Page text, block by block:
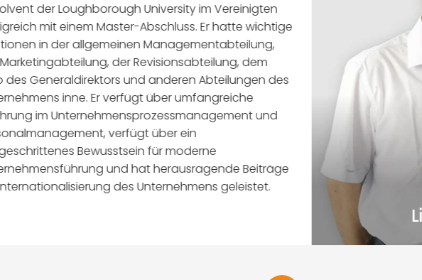
der Loughborough University im Vereinigten
mit einem Master-Abschluss. Er hatte wichtige
in der allgemeinen Managementabteilung,
der Revisionsabteilung, dem
Generaldirektors und anderen Abteilungen des
inne. Er verfügt über umfangreiche
im Unternehmensprozessmanagement und
verfügt über ein
Bewusstsein für moderne
und hat herausragende Beiträge
des Unternehmens geleistet.